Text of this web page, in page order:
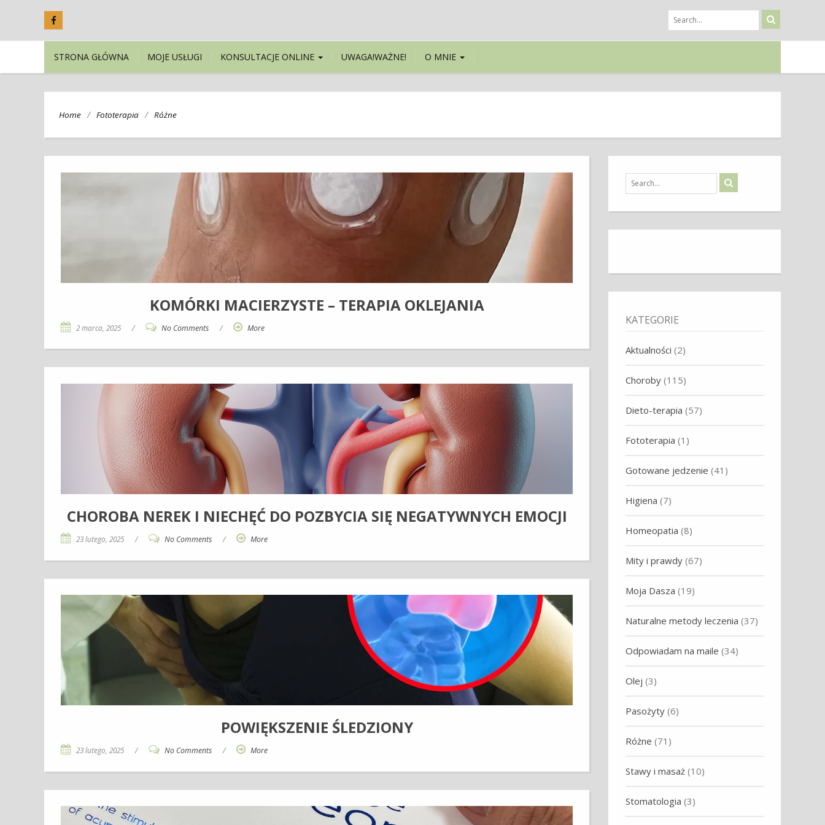
STRONA GŁÓWNA MOJE USŁUGI KONSULTACJE ONLINE UWAGA!WAŻNE! O MNIE
Home / Fototerapia / Różne
KOMÓRKI MACIERZYSTE – TERAPIA OKLEJANIA
2 marca, 2025 / No Comments / More
CHOROBA NEREK I NIECHĘĆ DO POZBYCIA SIĘ NEGATYWNYCH EMOCJI
23 lutego, 2025 / No Comments / More
POWIĘKSZENIE ŚLEDZIONY
23 lutego, 2025 / No Comments / More
KATEGORIE
Aktualności (2)
Choroby (115)
Dieto-terapia (57)
Fototerapia (1)
Gotowane jedzenie (41)
Higiena (7)
Homeopatia (8)
Mity i prawdy (67)
Moja Dasza (19)
Naturalne metody leczenia (37)
Odpowiadam na maile (34)
Olej (3)
Pasożyty (6)
Różne (71)
Stawy i masaż (10)
Stomatologia (3)